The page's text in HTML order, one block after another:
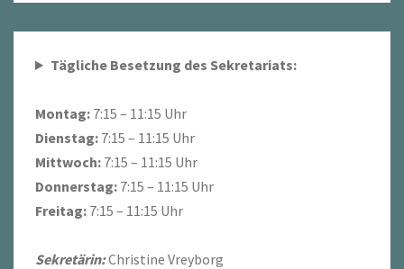
Tägliche Besetzung des Sekretariats:
Montag: 7:15 – 11:15 Uhr
Dienstag: 7:15 – 11:15 Uhr
Mittwoch: 7:15 – 11:15 Uhr
Donnerstag: 7:15 – 11:15 Uhr
Freitag: 7:15 – 11:15 Uhr
Sekretärin:Christine Vreyborg